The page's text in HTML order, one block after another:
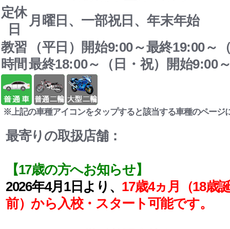
定休
日
月曜日、一部祝日、年末年始
教習
時間
（平日）開始9:00～最終19:00～
最終18:00～（日・祝）開始9:00
※上記の車種アイコンをタップすると該当する車種のページ
最寄りの取扱店舗：
【17歳の方へお知らせ】
2026年4月1日より、 17歳4ヵ月（18歳
前）から入校・スタート可能です。